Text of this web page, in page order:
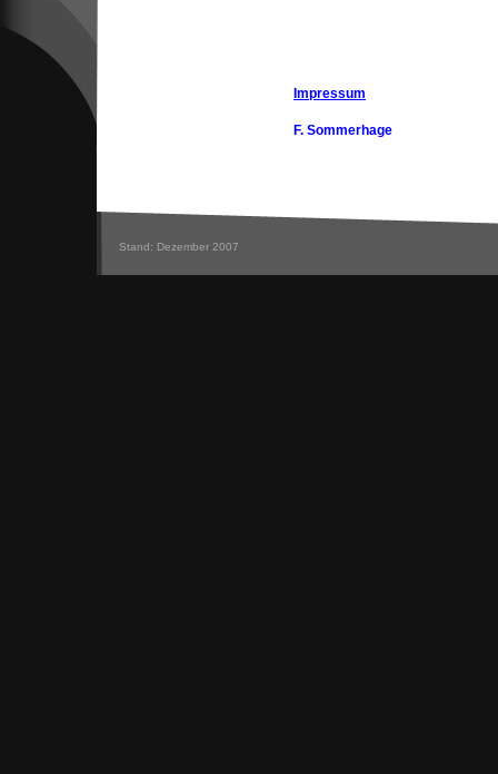
Impressum
F. Sommerhage
Stand: Dezember 2007